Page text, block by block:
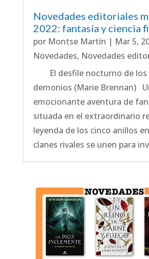
Novedades editoriales
2022: fantasía y ciencia
por Montse Martín | Mar 5,
Novedades, Novedades
El desfile nocturno de los
demonios (Marie Brennan)
emocionante aventura de
situada en el extraordinario
leyenda de los cinco anillos
clanes rivales se unen para